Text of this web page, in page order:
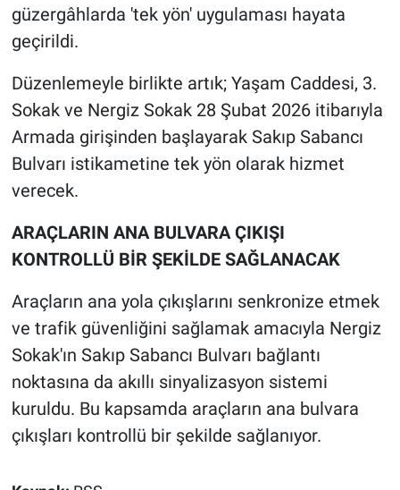
güzergâhlarda 'tek yön' uygulaması hayata
geçirildi.
Düzenlemeyle birlikte artık; Yaşam Caddesi, 3.
Sokak ve Nergiz Sokak 28 Şubat 2026 itibarıyla
Armada girişinden başlayarak Sakıp Sabancı
Bulvarı istikametine tek yön olarak hizmet
verecek.
ARAÇLARIN ANA BULVARA ÇIKIŞI
KONTROLLÜ BİR ŞEKİLDE SAĞLANACAK
Araçların ana yola çıkışlarını senkronize etmek
ve trafik güvenliğini sağlamak amacıyla Nergiz
Sokak'ın Sakıp Sabancı Bulvarı bağlantı
noktasına da akıllı sinyalizasyon sistemi
kuruldu. Bu kapsamda araçların ana bulvara
çıkışları kontrollü bir şekilde sağlanıyor.